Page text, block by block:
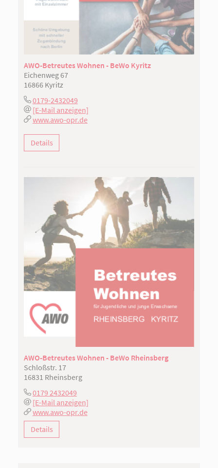
AWO-Betreutes Wohnen - BeWo Kyritz
Eichenweg 67
16866 Kyritz
0179-2432049
[E-Mail anzeigen]
www.awo-opr.de
Details
AWO-Betreutes Wohnen - BeWo Rheinsberg
Schloßstr. 17
16831 Rheinsberg
0179 2432049
[E-Mail anzeigen]
www.awo-opr.de
Details